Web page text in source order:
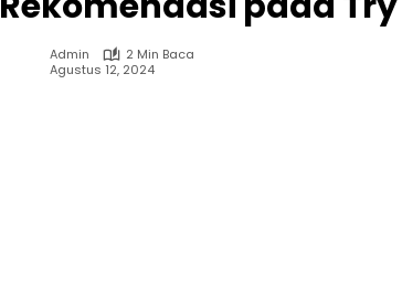
Admin
2 Min Baca
Agustus 12, 2024